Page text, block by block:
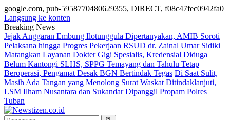
google.com, pub-5958770480629355, DIRECT, f08c47fec0942fa0
Langsung ke konten
Breaking News
Jejak Anggaran Embung Ilotunggula Dipertanyakan, AMIB Soroti
Pelaksana hingga Progres Pekerjaan RSUD dr. Zainal Umar Sidiki
Matangkan Layanan Dokter Gigi Spesialis, Kredensial Diduga
Belum Kantongi SLHS, SPPG Temayang dan Tahulu Tetap
Beroperasi, Pengamat Desak BGN Bertindak Tegas Di Saat Sulit,
Masih Ada Tangan yang Menolong Surat Waskat Ditindaklanjuti,
LSM Ilham Nusantara dan Sukandar Dipanggil Propam Polres
Tuban